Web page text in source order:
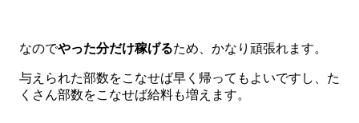
なのでやった分だけ稼げるため、かなり頑張れます。
与えられた部数をこなせば早く帰ってもよいですし、た
くさん部数をこなせば給料も増えます。